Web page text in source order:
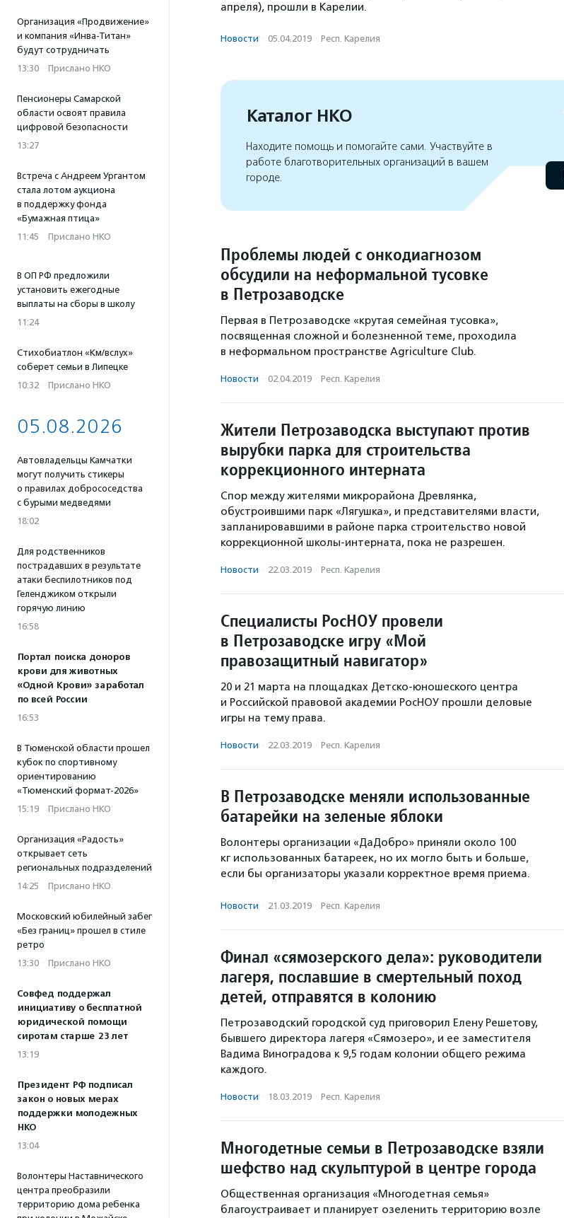
Организация «Продвижение»
и компания «Инва-Титан»
будут сотрудничать
13:30 · Прислано НКО
Пенсионеры Самарской
области освоят правила
цифровой безопасности
13:27
Встреча с Андреем Ургантом
стала лотом аукциона
в поддержку фонда
«Бумажная птица»
11:45 · Прислано НКО
В ОП РФ предложили
установить ежегодные
выплаты на сборы в школу
11:24
Стихобиатлон «Км/вслух»
соберет семьи в Липецке
10:32 · Прислано НКО
05.08.2026
Автовладельцы Камчатки
могут получить стикеры
о правилах добрососедства
с бурыми медведями
18:02
Для родственников
пострадавших в результате
атаки беспилотников под
Геленджиком открыли
горячую линию
16:58
Портал поиска доноров
крови для животных
«Одной Крови» заработал
по всей России
16:53
В Тюменской области прошел
кубок по спортивному
ориентированию
«Тюменский формат-2026»
15:19 · Прислано НКО
Организация «Радость»
открывает сеть
региональных подразделений
14:25 · Прислано НКО
Московский юбилейный забег
«Без границ» прошел в стиле
ретро
13:30 · Прислано НКО
Совфед поддержал
инициативу о бесплатной
юридической помощи
сиротам старше 23 лет
13:19
Президент РФ подписал
закон о новых мерах
поддержки молодежных
НКО
13:04
Волонтеры Наставнического
центра преобразили
территорию дома ребенка
апреля), прошли в Карелии.
Новости · 05.04.2019 · Респ. Карелия
Каталог НКО
Находите помощь и помогайте сами. Участвуйте в
работе благотворительных организаций в вашем
городе.
Проблемы людей с онкодиагнозом
обсудили на неформальной тусовке
в Петрозаводске
Первая в Петрозаводске «крутая семейная тусовка»,
посвященная сложной и болезненной теме, проходила
в неформальном пространстве Agriculture Club.
Новости · 02.04.2019 · Респ. Карелия
Жители Петрозаводска выступают против
вырубки парка для строительства
коррекционного интерната
Спор между жителями микрорайона Древлянка,
обустроившими парк «Лягушка», и представителями власти,
запланировавшими в районе парка строительство новой
коррекционной школы-интерната, пока не разрешен.
Новости · 22.03.2019 · Респ. Карелия
Специалисты РосНОУ провели
в Петрозаводске игру «Мой
правозащитный навигатор»
20 и 21 марта на площадках Детско-юношеского центра
и Российской правовой академии РосНОУ прошли деловые
игры на тему права.
Новости · 22.03.2019 · Респ. Карелия
В Петрозаводске меняли использованные
батарейки на зеленые яблоки
Волонтеры организации «ДаДобро» приняли около 100
кг использованных батареек, но их могло быть и больше,
если бы организаторы указали корректное время приема.
Новости · 21.03.2019 · Респ. Карелия
Финал «сямозерского дела»: руководители
лагеря, пославшие в смертельный поход
детей, отправятся в колонию
Петрозаводский городской суд приговорил Елену Решетову,
бывшего директора лагеря «Сямозеро», и ее заместителя
Вадима Виноградова к 9,5 годам колонии общего режима
каждого.
Новости · 18.03.2019 · Респ. Карелия
Многодетные семьи в Петрозаводске взяли
шефство над скульптурой в центре города
Общественная организация «Многодетная семья»
благоустраивает и планирует озеленить территорию возле